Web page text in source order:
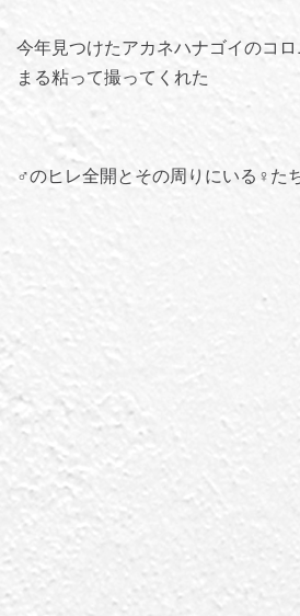
今年見つけたアカネハナゴイのコ
まる粘って撮ってくれた
♂のヒレ全開とその周りにいる♀たち